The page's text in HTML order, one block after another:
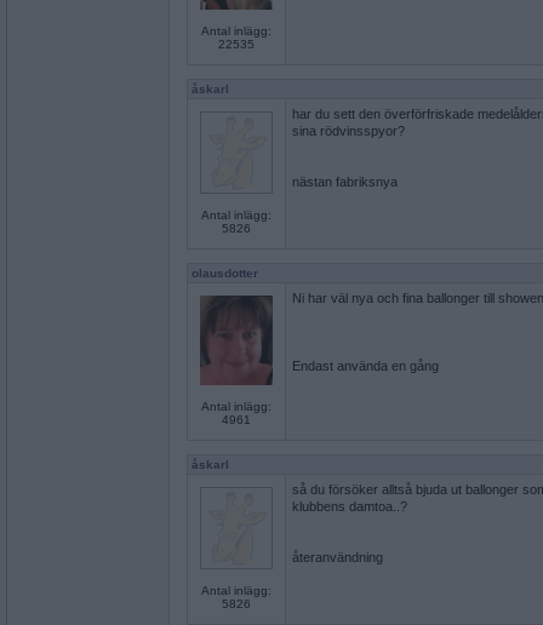
Antal inlägg:
22535
åskarl
Antal inlägg:
5826
har du sett den överförfriskade
sina rödvinsspyor?
nästan fabriksnya
olausdotter
Antal inlägg:
4961
Ni har väl nya och fina ballonger till
Endast använda en gång
åskarl
Antal inlägg:
5826
så du försöker alltså bjuda ut ballonger
klubbens damtoa..?
återanvändning